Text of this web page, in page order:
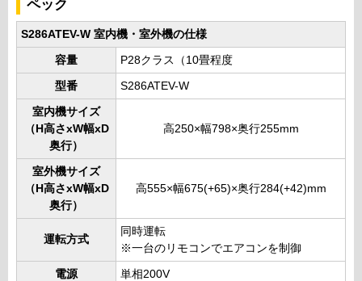
ペック
S286ATEV-W 室内機・室外機の仕様
容量 P28クラス（10畳程度
型番 S286ATEV-W
室内機サイズ
（H高さxW幅xD
奥行）
高250×幅798×奥行255mm
室外機サイズ
（H高さxW幅xD
奥行）
高555×幅675(+65)×奥行284(+42)mm
運転方式
同時運転
※一台のリモコンでエアコンを制御
電源 単相200V